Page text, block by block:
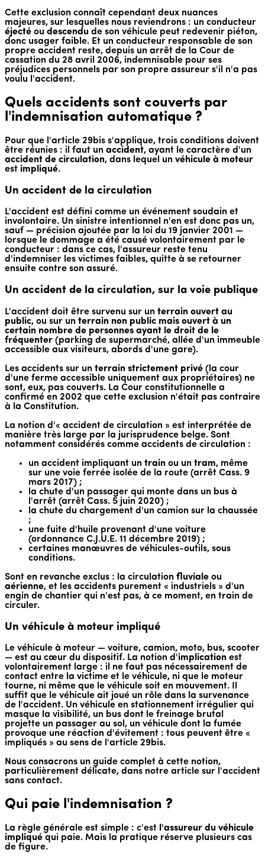
Cette exclusion connaît cependant deux nuances
majeures, sur lesquelles nous reviendrons : un conducteur
éjecté ou descendu de son véhicule peut redevenir piéton,
donc usager faible. Et un conducteur responsable de son
propre accident reste, depuis un arrêt de la Cour de
cassation du 28 avril 2006, indemnisable pour ses
préjudices personnels par son propre assureur s'il n'a pas
voulu l'accident.
Quels accidents sont couverts par
l'indemnisation automatique ?
Pour que l'article 29bis s'applique, trois conditions doivent
être réunies : il faut un accident, ayant le caractère d'un
accident de circulation, dans lequel un véhicule à moteur
est impliqué.
Un accident de la circulation
L'accident est défini comme un événement soudain et
involontaire. Un sinistre intentionnel n'en est donc pas un,
sauf — précision ajoutée par la loi du 19 janvier 2001 —
lorsque le dommage a été causé volontairement par le
conducteur : dans ce cas, l'assureur reste tenu
d'indemniser les victimes faibles, quitte à se retourner
ensuite contre son assuré.
Un accident de la circulation, sur la voie publique
L'accident doit être survenu sur un terrain ouvert au
public, ou sur un terrain non public mais ouvert à un
certain nombre de personnes ayant le droit de le
fréquenter (parking de supermarché, allée d'un immeuble
accessible aux visiteurs, abords d'une gare).
Les accidents sur un terrain strictement privé (la cour
d'une ferme accessible uniquement aux propriétaires) ne
sont, eux, pas couverts. La Cour constitutionnelle a
confirmé en 2002 que cette exclusion n'était pas contraire
à la Constitution.
La notion d'« accident de circulation » est interprétée de
manière très large par la jurisprudence belge. Sont
notamment considérés comme accidents de circulation :
un accident impliquant un train ou un tram, même
sur une voie ferrée isolée de la route (arrêt Cass. 9
mars 2017) ;
la chute d'un passager qui monte dans un bus à
l'arrêt (arrêt Cass. 5 juin 2020) ;
la chute du chargement d'un camion sur la chaussée
;
une fuite d'huile provenant d'une voiture
(ordonnance C.J.U.E. 11 décembre 2019) ;
certaines manœuvres de véhicules-outils, sous
conditions.
Sont en revanche exclus : la circulation fluviale ou
aérienne, et les accidents purement « industriels » d'un
engin de chantier qui n'est pas, à ce moment, en train de
circuler.
Un véhicule à moteur impliqué
Le véhicule à moteur — voiture, camion, moto, bus, scooter
— est au cœur du dispositif. La notion d'implication est
volontairement large : il ne faut pas nécessairement de
contact entre la victime et le véhicule, ni que le moteur
tourne, ni même que le véhicule soit en mouvement. Il
suffit que le véhicule ait joué un rôle dans la survenance
de l'accident. Un véhicule en stationnement irrégulier qui
masque la visibilité, un bus dont le freinage brutal
projette un passager au sol, un véhicule dont la fumée
provoque une réaction d'évitement : tous peuvent être «
impliqués » au sens de l'article 29bis.
Nous consacrons un guide complet à cette notion,
particulièrement délicate, dans notre article sur l'accident
sans contact.
Qui paie l'indemnisation ?
La règle générale est simple : c'est l'assureur du véhicule
impliqué qui paie. Mais la pratique réserve plusieurs cas
de figure.